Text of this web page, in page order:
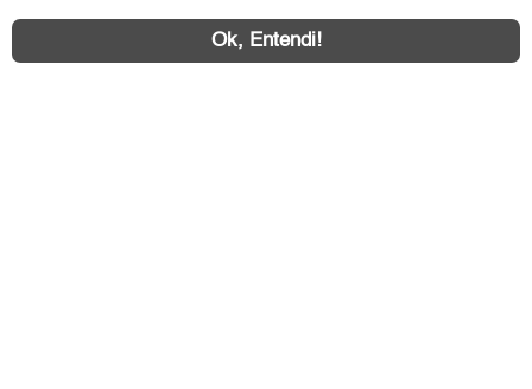
Ok, Entendi!